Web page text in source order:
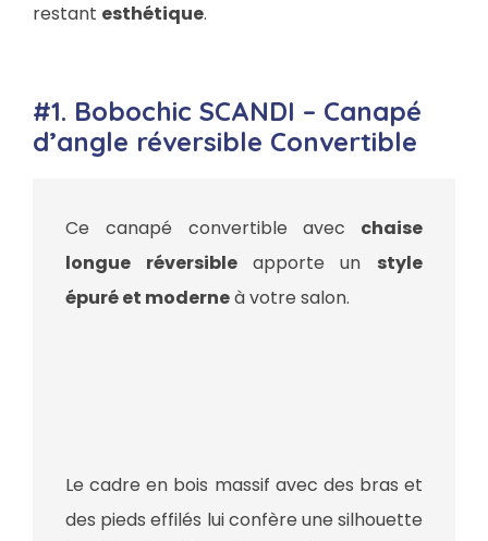
restant esthétique.
#1. Bobochic SCANDI – Canapé
d’angle réversible Convertible
Ce canapé convertible avec chaise
longue réversible apporte un style
épuré et moderneà votre salon.
Le cadre en bois massif avec des bras et
des pieds effilés lui confère une silhouette